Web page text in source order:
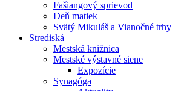
Fašiangový sprievod
Deň matiek
Svätý Mikuláš a Vianočné trhy
Strediská
Mestská knižnica
Mestské výstavné siene
Expozície
Synagóga